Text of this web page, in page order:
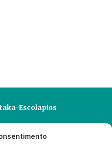
Escolapios
LEGAL